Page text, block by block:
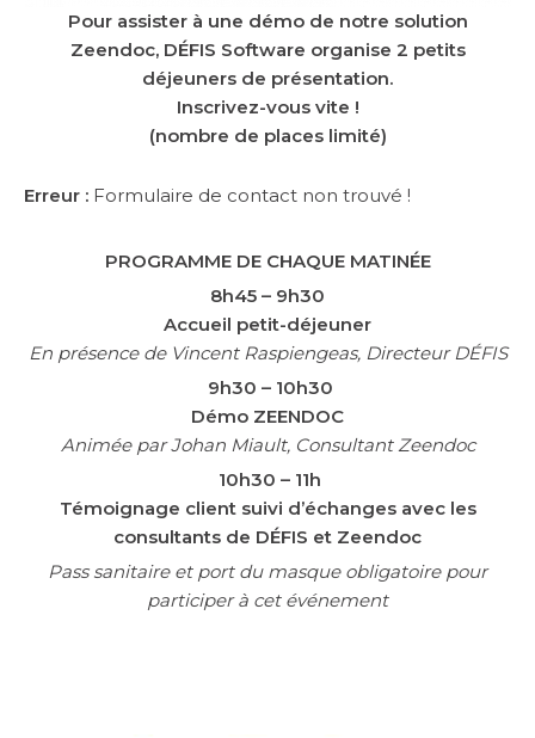
Pour assister à une démo de notre solution
Zeendoc, DÉFIS Software organise 2 petits
déjeuners de présentation.
Inscrivez-vous vite !
(nombre de places limité)
Erreur : Formulaire de contact non trouvé !
PROGRAMME DE CHAQUE MATINÉE
8h45 – 9h30
Accueil petit-déjeuner
En présence de Vincent Raspiengeas, Directeur DÉFIS
9h30 – 10h30
Démo ZEENDOC
Animée par Johan Miault, Consultant Zeendoc
10h30 – 11h
Témoignage client suivi d’échanges avec les
consultants de DÉFIS et Zeendoc
Pass sanitaire et port du masque obligatoire pour
participer à cet événement